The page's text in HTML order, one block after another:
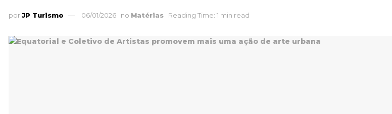
porJP Turismo 06/01/2026 no Matérias Reading Time: 1 min read